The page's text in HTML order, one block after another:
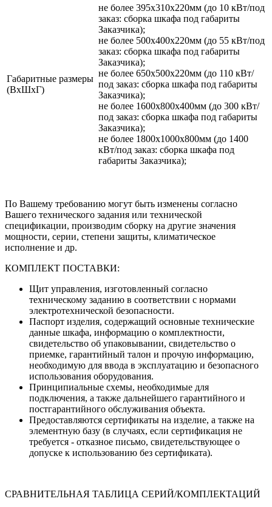
Габаритные размеры
(ВхШхГ)
не более 395х310х220мм (до 10 кВт/под
заказ: сборка шкафа под габариты
Заказчика);
не более 500х400х220мм (до 55 кВт/под
заказ: сборка шкафа под габариты
Заказчика);
не более 650х500х220мм (до 110 кВт/
под заказ: сборка шкафа под габариты
Заказчика);
не более 1600х800х400мм (до 300 кВт/
под заказ: сборка шкафа под габариты
Заказчика);
не более 1800х1000х800мм (до 1400
кВт/под заказ: сборка шкафа под
габариты Заказчика);
По Вашему требованию могут быть изменены согласно
Вашего технического задания или технической
спецификации, производим сборку на другие значения
мощности, серии, степени защиты, климатическое
исполнение и др.
КОМПЛЕКТ ПОСТАВКИ:
Щит управления, изготовленный согласно
техническому заданию в соответствии с нормами
электротехнической безопасности.
Паспорт изделия, содержащий основные технические
данные шкафа, информацию о комплектности,
свидетельство об упаковывании, свидетельство о
приемке, гарантийный талон и прочую информацию,
необходимую для ввода в эксплуатацию и безопасного
использования оборудования.
Принципиальные схемы, необходимые для
подключения, а также дальнейшего гарантийного и
постгарантийного обслуживания объекта.
Предоставляются сертификаты на изделие, а также на
элементную базу (в случаях, если сертификация не
требуется - отказное письмо, свидетельствующее о
допуске к использованию без сертификата).
СРАВНИТЕЛЬНАЯ ТАБЛИЦА СЕРИЙ/КОМПЛЕКТАЦИЙ